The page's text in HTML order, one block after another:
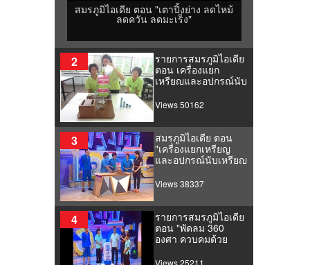
สมรภูมิไอเดีย ตอน "เตาปิ้งย่าง ลดไหม้
ลดควัน ลดมะเร็ง"
2
รายการสมรภูมิไอเดีย
ตอน เครื่องแยก
เหรียญและอุปกรณ์นับ
Views 50162
3
สมรภูมิไอเดีย ตอน
"เครื่องแยกเหรียญ
และอุปกรณ์นับเหรียญ
Views 38337
4
รายการสมรภูมิไอเดีย
ตอน "พัดลม 360
องศา ควบคุมด้วย
Views 25211